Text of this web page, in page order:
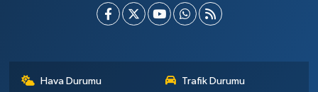
Hava Durumu Trafik Durumu